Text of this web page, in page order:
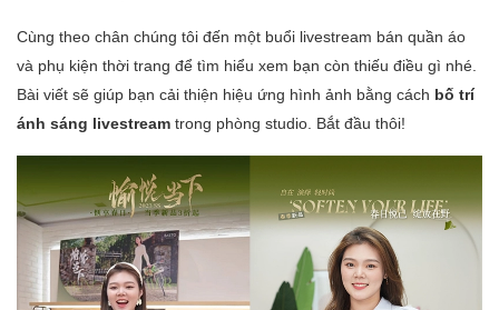
Cùng theo chân chúng tôi đến một buổi livestream bán quần áo
và phụ kiện thời trang để tìm hiểu xem bạn còn thiếu điều gì nhé.
Bài viết sẽ giúp bạn cải thiện hiệu ứng hình ảnh bằng cách bố trí
ánh sáng livestream trong phòng studio. Bắt đầu thôi!